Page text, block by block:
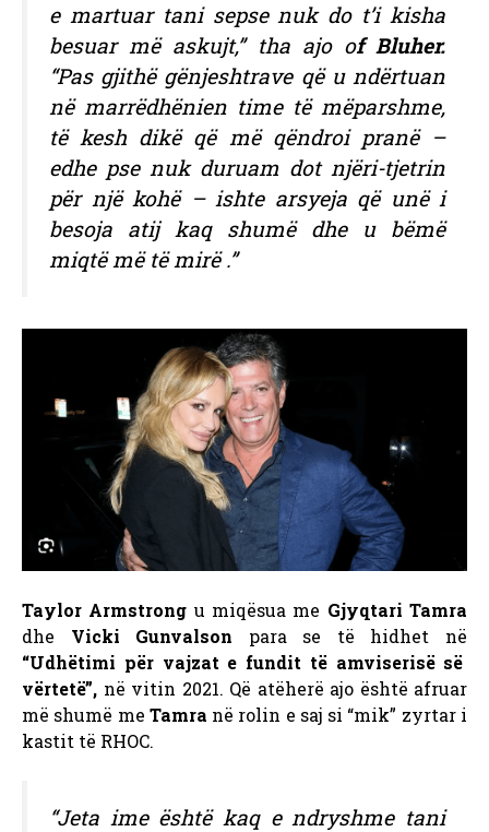
e martuar tani sepse nuk do t’i kisha
besuar më askujt,” tha ajo of Bluher.
“Pas gjithë gënjeshtrave që u ndërtuan
në marrëdhënien time të mëparshme,
të kesh dikë që më qëndroi pranë –
edhe pse nuk duruam dot njëri-tjetrin
për një kohë – ishte arsyeja që unë i
besoja atij kaq shumë dhe u bëmë
miqtë më të mirë .”
Taylor Armstrong u miqësua me Gjyqtari Tamra
dhe Vicki Gunvalson para se të hidhet në
“Udhëtimi për vajzat e fundit të amviserisë së
vërtetë”, në vitin 2021. Që atëherë ajo është afruar
më shumë me Tamra në rolin e saj si “mik” zyrtar i
kastit të RHOC.
“Jeta ime është kaq e ndryshme tani